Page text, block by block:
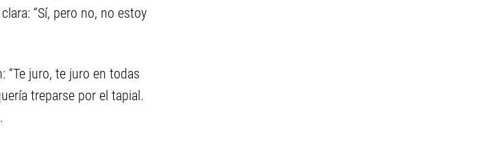
“Sí, pero no, no estoy
“Te juro, te juro en todas
treparse por el tapial.